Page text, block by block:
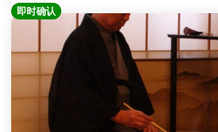
即时确认